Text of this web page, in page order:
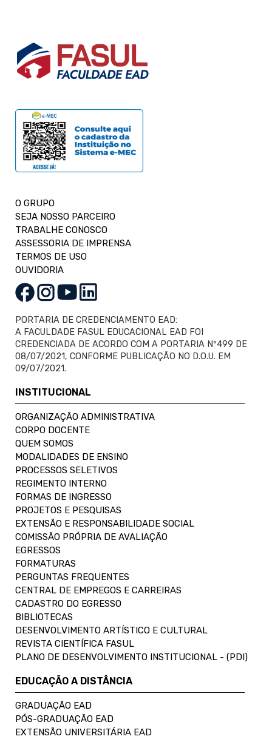
O GRUPO
SEJA NOSSO PARCEIRO
TRABALHE CONOSCO
ASSESSORIA DE IMPRENSA
TERMOS DE USO
OUVIDORIA
PORTARIA DE CREDENCIAMENTO EAD:
A FACULDADE FASUL EDUCACIONAL EAD FOI
CREDENCIADA DE ACORDO COM A PORTARIA Nº499 DE
08/07/2021, CONFORME PUBLICAÇÃO NO D.O.U. EM
09/07/2021.
INSTITUCIONAL
ORGANIZAÇÃO ADMINISTRATIVA
CORPO DOCENTE
QUEM SOMOS
MODALIDADES DE ENSINO
PROCESSOS SELETIVOS
REGIMENTO INTERNO
FORMAS DE INGRESSO
PROJETOS E PESQUISAS
EXTENSÃO E RESPONSABILIDADE SOCIAL
COMISSÃO PRÓPRIA DE AVALIAÇÃO
EGRESSOS
FORMATURAS
PERGUNTAS FREQUENTES
CENTRAL DE EMPREGOS E CARREIRAS
CADASTRO DO EGRESSO
BIBLIOTECAS
DESENVOLVIMENTO ARTÍSTICO E CULTURAL
REVISTA CIENTÍFICA FASUL
PLANO DE DESENVOLVIMENTO INSTITUCIONAL - (PDI)
EDUCAÇÃO A DISTÂNCIA
GRADUAÇÃO EAD
PÓS-GRADUAÇÃO EAD
EXTENSÃO UNIVERSITÁRIA EAD